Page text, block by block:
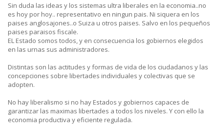
Sin duda las ideas y los sistemas ultra liberales en la economia..no
es hoy por hoy.. representativo en ningun pais. Ni siquera en los
paises anglosajones..o Suiza u otros paises. Salvo en los pequeños
paises paraisos fiscale.
EL Estado somos todos, y en consecuencia los gobiernos elegidos
en las urnas sus administradores.
Distintas son las actitudes y formas de vida de los ciudadanos y las
concepciones sobre libertades individuales y colectivas que se
adopten.
No hay liberalismo si no hay Estados y gobiernos capaces de
garantizar las maximas libertades a todos los niveles. Y con ello la
economia productiva y eficiente regulada.